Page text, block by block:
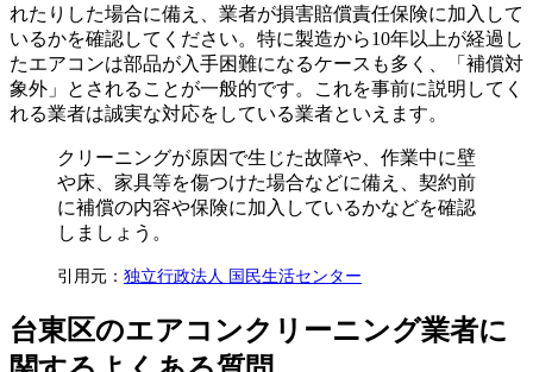
れたりした場合に備え、業者が損害賠償責任保険に加入して
いるかを確認してください。特に製造から10年以上が経過し
たエアコンは部品が入手困難になるケースも多く、「補償対
象外」とされることが一般的です。これを事前に説明してく
れる業者は誠実な対応をしている業者といえます。
クリーニングが原因で生じた故障や、作業中に壁
や床、家具等を傷つけた場合などに備え、契約前
に補償の内容や保険に加入しているかなどを確認
しましょう。
引用元： 独立行政法人 国民生活センター
台東区のエアコンクリーニング業者に